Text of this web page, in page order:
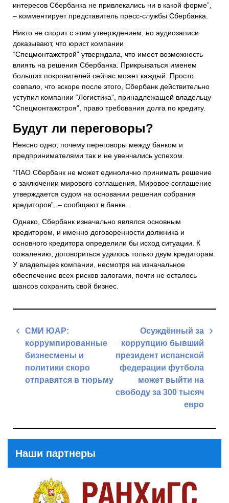
интересов Сбербанка не привлекались ни в какой форме”
– комментирует представитель пресс-службы Сбербанка.
Никто не спорит с этим утверждением, но аудиозаписи
доказывают, что юрист компании
“Спецмонтажстрой” утверждала, что имеет возможность
влиять на решения Сбербанка. Прикрываться именем
больших покровителей сейчас может каждый. Просто
совпало, что вскоре после этого, Сбербанк действительно
уступил компании “Логистика”, принадлежащей владельцу
“Спецмонтажстроя” право требования долга по кредиту.
Будут ли переговоры?
Неясно одно, почему переговоры между банком и
предпринимателями так и не увенчались успехом.
“ПАО Сбербанк не может единолично принимать решение
о заключении мирового соглашения. Мировое соглашение
утверждается судом на основании решения собрания
кредиторов”, – сообщают в банке.
Однако, Сбербанк изначально являлся основным
кредитором, и именно договоренности должника и
основного кредитора определили бы исход ситуации. К
сожалению, договориться удалось только двум кредиторам.
У владельцев компании, несмотря на изначальное
обеспечение всех рисков залогами, почти не осталось
шансов сохранить свой бизнес.
Навигация
записям
СМИ ЮАР:
коррумпированные
бизнесмены и
политики скоро
отправятся в тюрьму
Осуждённый за
коррупцию бывший
президент испанской
федерации футбола
может выйти на
свободу за 300 тысяч
евро
Наши партнеры